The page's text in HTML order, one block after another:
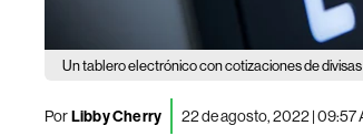
Un tablero electrónico con cotizaciones de divisas
PorLibby Cherry 22 de agosto, 2022 | 09:57